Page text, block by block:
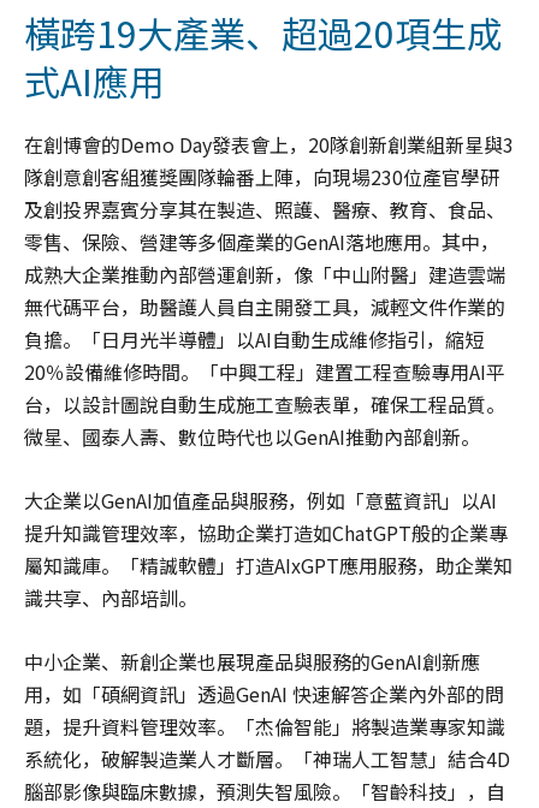
橫跨19大產業、超過20項生成
式AI應用
在創博會的Demo Day發表會上，20隊創新創業組新星與3
隊創意創客組獲獎團隊輪番上陣，向現場230位產官學研
及創投界嘉賓分享其在製造、照護、醫療、教育、食品、
零售、保險、營建等多個產業的GenAI落地應用。其中，
成熟大企業推動內部營運創新，像「中山附醫」建造雲端
無代碼平台，助醫護人員自主開發工具，減輕文件作業的
負擔。「日月光半導體」以AI自動生成維修指引，縮短
20％設備維修時間。「中興工程」建置工程查驗專用AI平
台，以設計圖說自動生成施工查驗表單，確保工程品質。
微星、國泰人壽、數位時代也以GenAI推動內部創新。
大企業以GenAI加值產品與服務，例如「意藍資訊」以AI
提升知識管理效率，協助企業打造如ChatGPT般的企業專
屬知識庫。「精誠軟體」打造AIxGPT應用服務，助企業知
識共享、內部培訓。
中小企業、新創企業也展現產品與服務的GenAI創新應
用，如「碩網資訊」透過GenAI 快速解答企業內外部的問
題，提升資料管理效率。「杰倫智能」將製造業專家知識
系統化，破解製造業人才斷層。「神瑞人工智慧」結合4D
腦部影像與臨床數據，預測失智風險。「智齡科技」，自